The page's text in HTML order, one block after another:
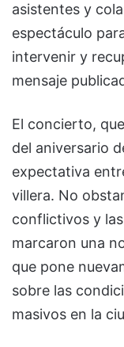
asistentes y
espectáculo
intervenir y
mensaje
El concierto,
del aniversario
expectativa
villera. No
conflictivos y
marcaron una
que pone
sobre las
masivos en la